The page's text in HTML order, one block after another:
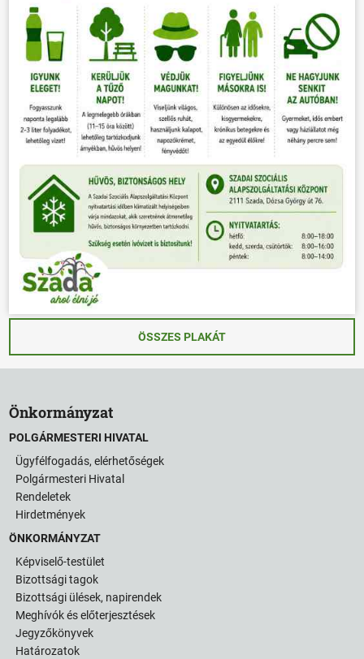
ÖSSZES PLAKÁT
Önkormányzat
POLGÁRMESTERI HIVATAL
Ügyfélfogadás, elérhetőségek
Polgármesteri Hivatal
Rendeletek
Hirdetmények
ÖNKORMÁNYZAT
Képviselő-testület
Bizottsági tagok
Bizottsági ülések, napirendek
Meghívók és előterjesztések
Jegyzőkönyvek
Határozatok